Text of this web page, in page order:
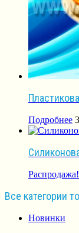
Подробнее
Распродажа!
Все категории
Новинки